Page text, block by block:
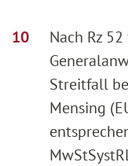
Nach Rz
Streitfall
Mensing